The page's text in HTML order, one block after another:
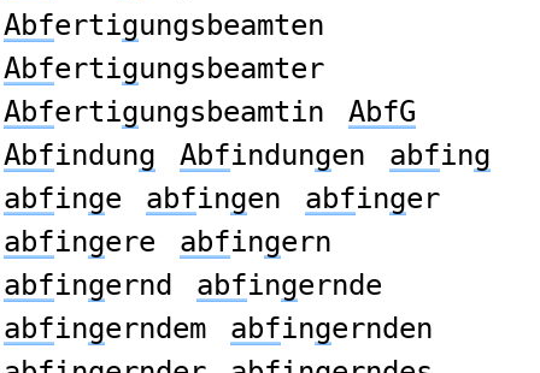
Abfertigungsbeamten
Abfertigungsbeamter
Abfertigungsbeamtin
AbfG
Abfindung Abfindungen abfing
abfinge abfingen abfinger
abfingere abfingern
abfingernd abfingernde
abfingerndem abfingernden